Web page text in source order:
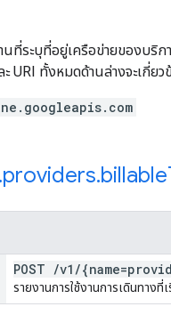
ที่ระบุที่อยู่เครือข่ายของบริก
URI ทั้งหมดด้านล่างจะเกี่ย
.providers.billable
POST /v1 /
รายงานการใช้งานการเดินทางที่